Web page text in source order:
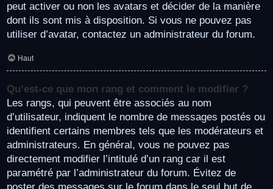
peut activer ou non les avatars et décider de la manière
dont ils sont mis à disposition. Si vous ne pouvez pas
utiliser d’avatar, contactez un administrateur du forum.
Haut
Qu’est-ce que mon rang et comment le modifier ?
Les rangs, qui peuvent être associés au nom
d’utilisateur, indiquent le nombre de messages postés ou
identifient certains membres tels que les modérateurs et
administrateurs. En général, vous ne pouvez pas
directement modifier l’intitulé d’un rang car il est
paramétré par l’administrateur du forum. Évitez de
poster des messages sur le forum dans le seul but de